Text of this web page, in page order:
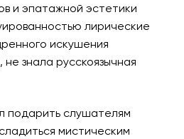
и эпатажной эстетики
лирические
искушения
знала русскоязычная
подарить слушателям
мистическим